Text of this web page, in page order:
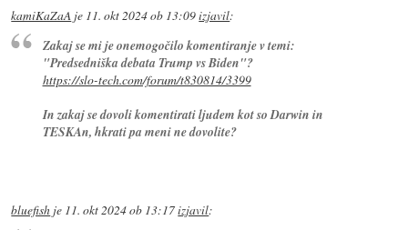
kamiKaZaA je 11. okt 2024 ob 13:09izjavil:
Zakaj se mi je onemogočilo komentiranje v temi:
"Predsedniška debata Trump vs Biden"?
https://slo-tech.com/forum/t830814/3399
In zakaj se dovoli komentirati ljudem kot so Darwin in
TESKAn, hkrati pa meni ne dovolite?
bluefish je 11. okt 2024 ob 13:17izjavil: